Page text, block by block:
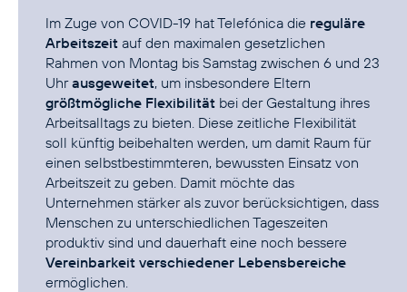
Im Zuge von COVID-19 hat Telefónica die reguläre
Arbeitszeit auf den maximalen gesetzlichen
Rahmen von Montag bis Samstag zwischen 6 und 23
Uhrausgeweitet, um insbesondere Eltern
größtmögliche Flexibilität bei der Gestaltung ihres
Arbeitsalltags zu bieten. Diese zeitliche Flexibilität
soll künftig beibehalten werden, um damit Raum für
einen selbstbestimmteren, bewussten Einsatz von
Arbeitszeit zu geben. Damit möchte das
Unternehmen stärker als zuvor berücksichtigen, dass
Menschen zu unterschiedlichen Tageszeiten
produktiv sind und dauerhaft eine noch bessere
Vereinbarkeit verschiedener Lebensbereiche
ermöglichen.